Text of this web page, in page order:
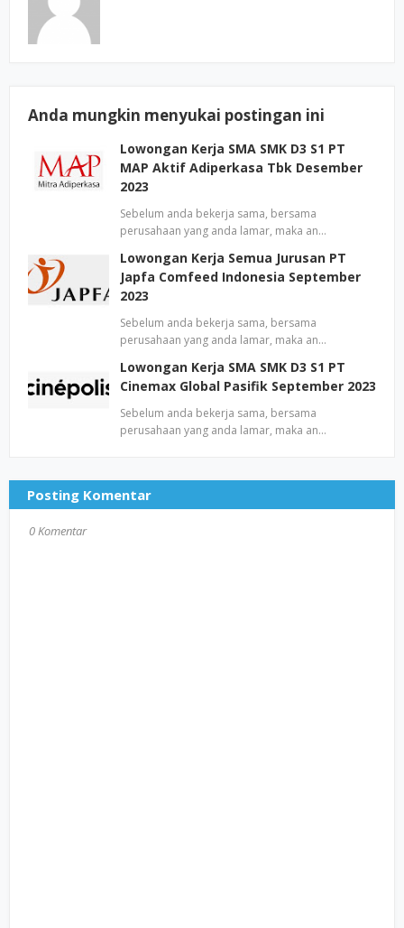
Anda mungkin menyukai postingan ini
Lowongan Kerja SMA SMK D3 S1 PT
MAP Aktif Adiperkasa Tbk Desember
2023
Sebelum anda bekerja sama, bersama
perusahaan yang anda lamar, maka an…
Lowongan Kerja Semua Jurusan PT
Japfa Comfeed Indonesia September
2023
Sebelum anda bekerja sama, bersama
perusahaan yang anda lamar, maka an…
Lowongan Kerja SMA SMK D3 S1 PT
Cinemax Global Pasifik September 2023
Sebelum anda bekerja sama, bersama
perusahaan yang anda lamar, maka an…
Posting Komentar
0 Komentar